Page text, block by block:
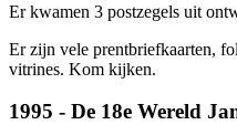
Er kwamen 3 postzegels uit
Er zijn vele prentbriefkaarten,
vitrines. Kom kijken.
1995 - De 18e Wereld